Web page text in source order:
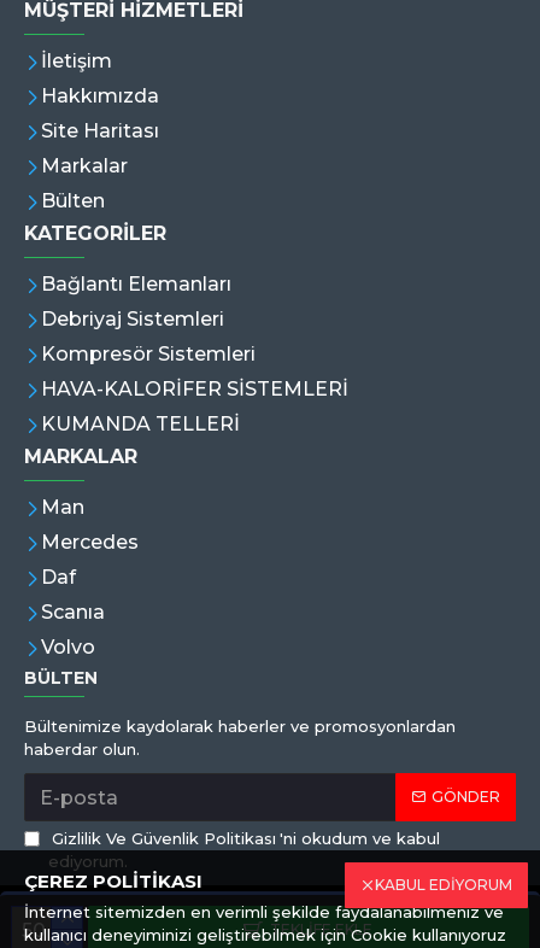
TEKLIFE EKLE
MÜŞTERI HIZMETLERI
İletişim
Hakkımızda
Site Haritası
Markalar
Bülten
KATEGORİLER
Bağlantı Elemanları
Debriyaj Sistemleri
Kompresör Sistemleri
HAVA-KALORİFER SİSTEMLERİ
KUMANDA TELLERİ
MARKALAR
Man
Mercedes
Daf
Scanıa
Volvo
BÜLTEN
Bültenimize kaydolarak haberler ve promosyonlardan
haberdar olun.
GÖNDER
Gizlilik Ve Güvenlik Politikası 'ni okudum ve kabul
ediyorum.
Copyright © 2019,Eren Hortum, Tüm Hakları Saklıdır
KABUL EDİYORUM
ÇEREZ POLİTİKASI
İnternet sitemizden en verimli şekilde faydalanabilmeniz ve
kullanıcı deneyiminizi geliştirebilmek için Cookie kullanıyoruz